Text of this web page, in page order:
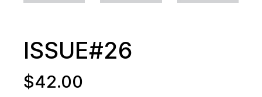
ISSUE#26
$42.00